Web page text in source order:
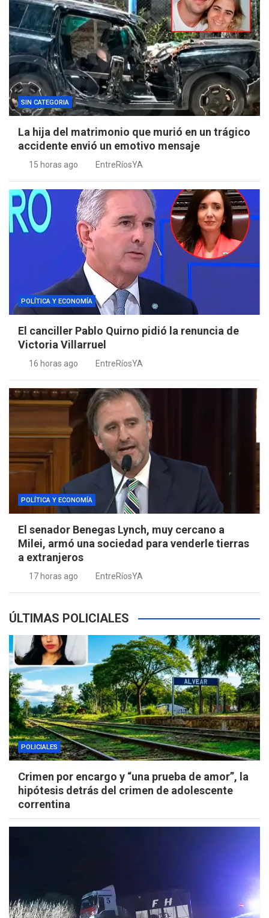
SIN CATEGORIA
La hija del matrimonio que murió en un trágico
accidente envió un emotivo mensaje
15 horas ago EntreRíosYA
POLÍTICA Y ECONOMÍA
El canciller Pablo Quirno pidió la renuncia de
Victoria Villarruel
16 horas ago EntreRíosYA
POLÍTICA Y ECONOMÍA
El senador Benegas Lynch, muy cercano a
Milei, armó una sociedad para venderle tierras
a extranjeros
17 horas ago EntreRíosYA
ÚLTIMAS POLICIALES
POLICIALES
Crimen por encargo y “una prueba de amor”, la
hipótesis detrás del crimen de adolescente
correntina